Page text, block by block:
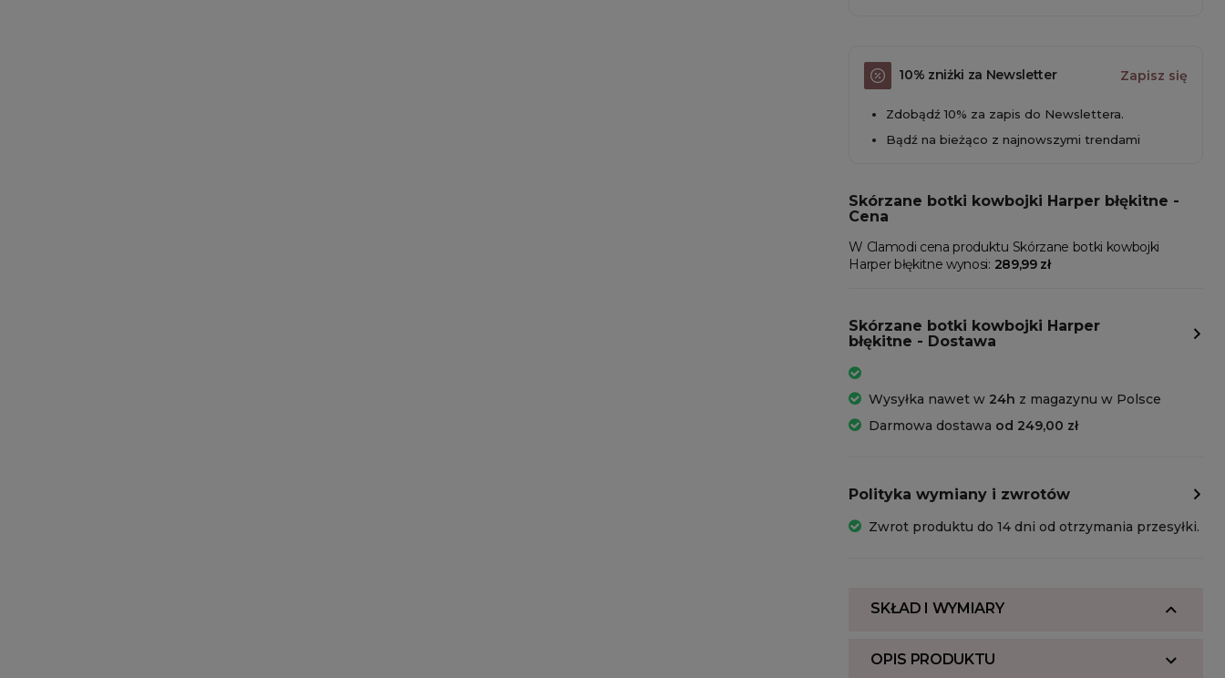
10% zniżki za Newsletter Zapisz się
Zdobądź 10% za zapis do Newslettera.
Bądź na bieżąco z najnowszymi trendami
Skórzane botki kowbojki Harper błękitne -
Cena
W Clamodi cena produktu Skórzane botki kowbojki
Harper błękitne wynosi: 289,99 zł
Skórzane botki kowbojki Harper
błękitne - Dostawa
Wysyłka nawet w 24h z magazynu w Polsce
Darmowa dostawa od 249,00 zł
Polityka wymiany i zwrotów
Zwrot produktu do 14 dni od otrzymania przesyłki.
SKŁAD I WYMIARY
OPIS PRODUKTU